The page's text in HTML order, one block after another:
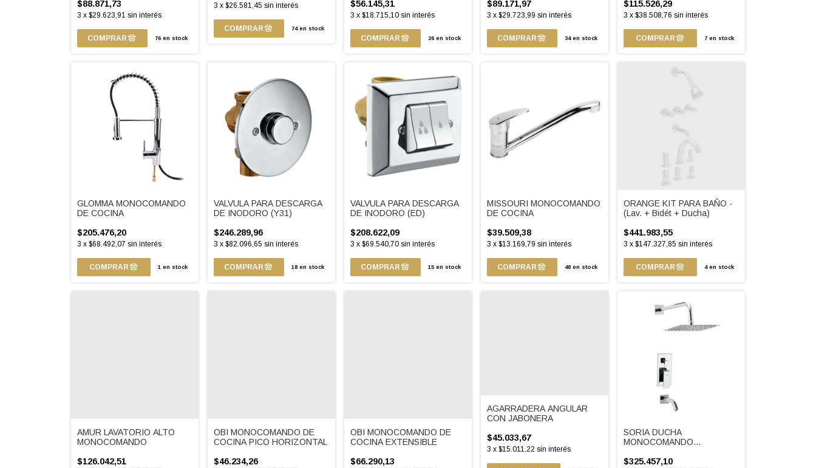
$88.871,73
3 x $29.623,91 sin interés
76en stock
3 x $26.581,45 sin interés
74en stock
$56.145,31
3 x $18.715,10 sin interés
26en stock
$89.171,97
3 x $29.723,99 sin interés
34en stock
$115.526,29
3 x $38.508,76 sin interés
7en stock
GLOMMA MONOCOMANDO
DE COCINA
$205.476,20
3 x $68.492,07 sin interés
1en stock
VALVULA PARA DESCARGA
DE INODORO (Y31)
$246.289,96
3 x $82.096,65 sin interés
18en stock
VALVULA PARA DESCARGA
DE INODORO (ED)
$208.622,09
3 x $69.540,70 sin interés
15en stock
MISSOURI MONOCOMANDO
DE COCINA
$39.509,38
3 x $13.169,79 sin interés
48en stock
ORANGE KIT PARA BAÑO -
(Lav. + Bidét + Ducha)
$441.983,55
3 x $147.327,85 sin interés
4en stock
AMUR LAVATORIO ALTO
MONOCOMANDO
$126.042,51
OBI MONOCOMANDO DE
COCINA PICO HORIZONTAL
$46.234,26
OBI MONOCOMANDO DE
COCINA EXTENSIBLE
$66.290,13
AGARRADERA ANGULAR
CON JABONERA
$45.033,67
3 x $15.011,22 sin interés
SORIA DUCHA
MONOCOMANDO
$325.457,10